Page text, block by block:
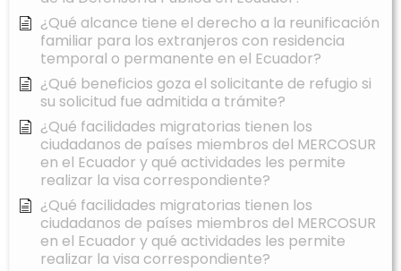
¿Qué alcance tiene el derecho a la reunificación
familiar para los extranjeros con residencia
temporal o permanente en el Ecuador?
¿Qué beneficios goza el solicitante de refugio si
su solicitud fue admitida a trámite?
¿Qué facilidades migratorias tienen los
ciudadanos de países miembros del MERCOSUR
en el Ecuador y qué actividades les permite
realizar la visa correspondiente?
¿Qué facilidades migratorias tienen los
ciudadanos de países miembros del MERCOSUR
en el Ecuador y qué actividades les permite
realizar la visa correspondiente?